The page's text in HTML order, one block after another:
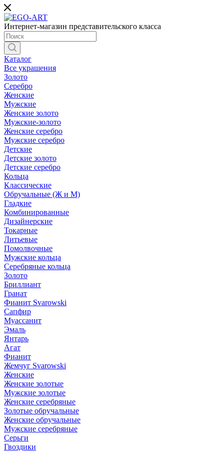
Интернет-магазин представительского класса
Каталог
Все украшения
Золото
Серебро
Женские
Мужские
Женские золото
Мужские-золото
Женские серебро
Мужские серебро
Детские
Детские золото
Детские серебро
Кольца
Классические
Обручальные (Ж и М)
Гладкие
Комбинированные
Дизайнерские
Токарные
Литьевые
Помолвочные
Мужские кольца
Серебряные кольца
Золото
Бриллиант
Гранат
Фианит Svarowski
Сапфир
Муассанит
Эмаль
Янтарь
Агат
Фианит
Жемчуг Svarowski
Женские
Женские золотые
Мужские золотые
Женские серебряные
Золотые обручальные
Женские обручальные
Мужские серебряные
Серьги
Гвоздики